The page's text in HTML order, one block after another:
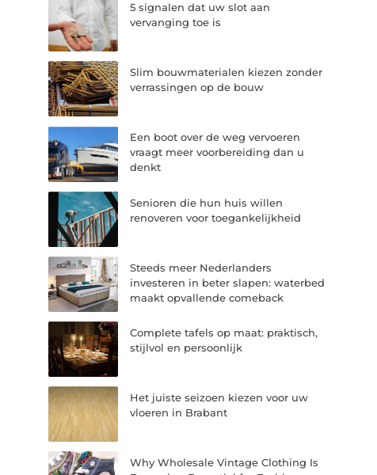
5 signalen dat uw slot aan
vervanging toe is
Slim bouwmaterialen kiezen zonder
verrassingen op de bouw
Een boot over de weg vervoeren
vraagt meer voorbereiding dan u
denkt
Senioren die hun huis willen
renoveren voor toegankelijkheid
Steeds meer Nederlanders
investeren in beter slapen: waterbed
maakt opvallende comeback
Complete tafels op maat: praktisch,
stijlvol en persoonlijk
Het juiste seizoen kiezen voor uw
vloeren in Brabant
Why Wholesale Vintage Clothing Is